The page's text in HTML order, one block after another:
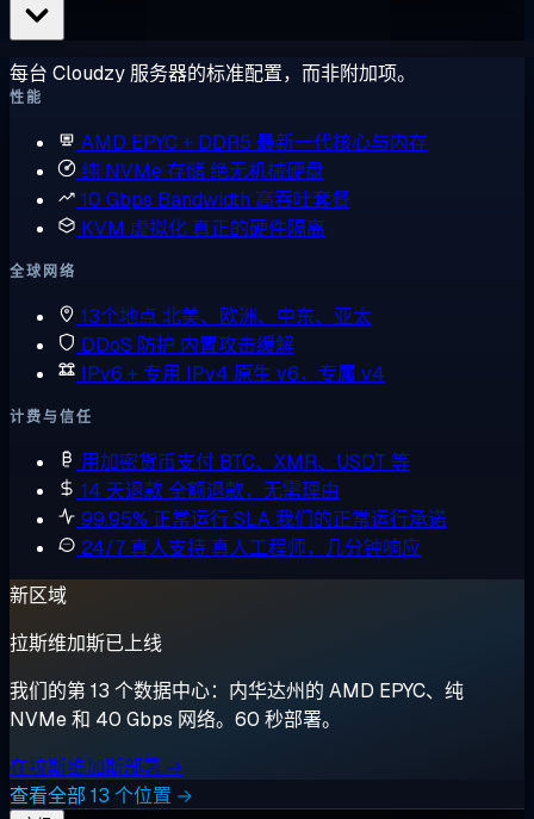
每台 Cloudzy 服务器的标准配置，而非附加项。
性能
AMD EPYC + DDR5 最新一代核心与内存
纯 NVMe 存储绝无机械硬盘
10 Gbps Bandwidth 高吞吐套餐
KVM 虚拟化 真正的硬件隔离
全球网络
13个地点 北美、欧洲、中东、亚太
DDoS 防护 内置攻击缓解
IPv6 + 专用 IPv4 原生 v6，专属 v4
计费与信任
用加密货币支付 BTC、XMR、USDT 等
14 天退款全额退款，无需理由
99.95% 正常运行 SLA我们的正常运行承诺
24/7 真人支持 真人工程师，几分钟响应
新区域
拉斯维加斯已上线
我们的第 13 个数据中心：内华达州的 AMD EPYC、纯
NVMe 和 40 Gbps 网络。60 秒部署。
在拉斯维加斯部署 →
查看全部 13 个位置 →